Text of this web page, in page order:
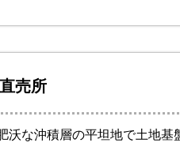
売所
沃な沖積層の平坦地で土地基